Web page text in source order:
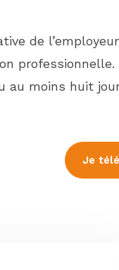
de
professionnelle.
au moins huit
Je